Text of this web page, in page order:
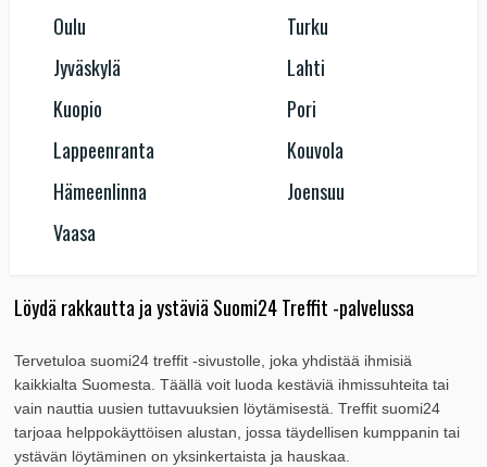
Oulu
Turku
Jyväskylä
Lahti
Kuopio
Pori
Lappeenranta
Kouvola
Hämeenlinna
Joensuu
Vaasa
Löydä rakkautta ja ystäviä Suomi24 Treffit -palvelussa
Tervetuloa suomi24 treffit -sivustolle, joka yhdistää ihmisiä
kaikkialta Suomesta. Täällä voit luoda kestäviä ihmissuhteita tai
vain nauttia uusien tuttavuuksien löytämisestä. Treffit suomi24
tarjoaa helppokäyttöisen alustan, jossa täydellisen kumppanin tai
ystävän löytäminen on yksinkertaista ja hauskaa.